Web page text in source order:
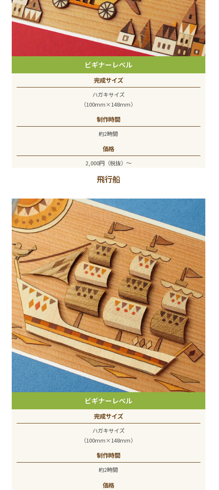
ビギナーレベル
完成サイズ
ハガキサイズ
（100mm×148mm）
制作時間
約2時間
価格
2,000円（税抜）～
飛行船
ビギナーレベル
完成サイズ
ハガキサイズ
（100mm×148mm）
制作時間
約2時間
価格